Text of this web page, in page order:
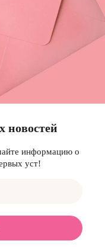
новостей
информацию о
уст!